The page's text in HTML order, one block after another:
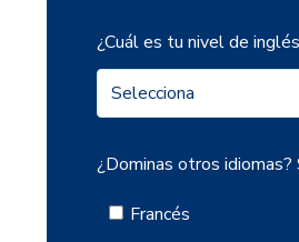
¿Cuál es tu nivel de
¿Dominas otros idiomas?
Francés